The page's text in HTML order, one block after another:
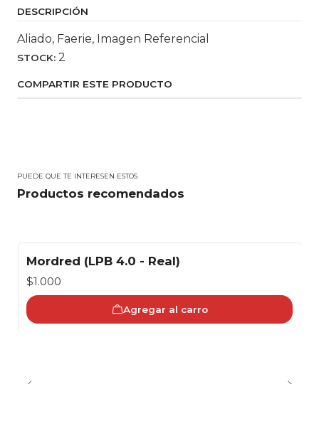
DESCRIPCIÓN
Aliado, Faerie, Imagen Referencial
STOCK: 2
COMPARTIR ESTE PRODUCTO
PUEDE QUE TE INTERESEN ESTOS
Productos recomendados
Mordred (LPB 4.0 - Real)
$1.000
Agregar al carro